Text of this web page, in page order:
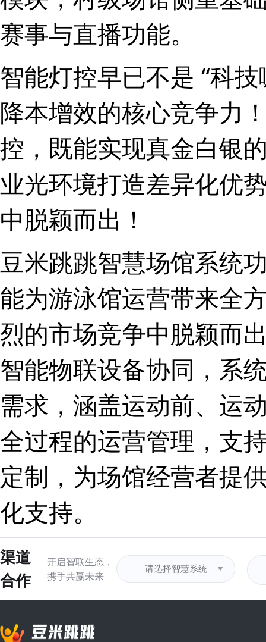
赛事与直播功能。
智能灯控早已不是 “科
降本增效的核心竞争力
控，既能实现真金白银
业光环境打造差异化优
中脱颖而出！
豆米跳跳智慧场馆系统
能为游泳馆运营带来全
烈的市场竞争中脱颖而
智能物联设备协同，系
需求，涵盖运动前、运
全过程的运营管理，支
定制，为场馆经营者提
化支持。
渠道
合作
开启智联生态，
携手共赢未来